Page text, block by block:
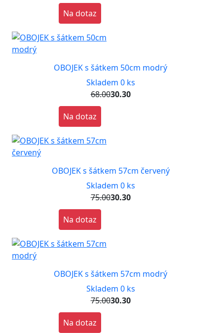
Na dotaz
OBOJEK s šátkem 50cm modrý
Skladem 0 ks
68.0030.30
Na dotaz
OBOJEK s šátkem 57cm červený
Skladem 0 ks
75.0030.30
Na dotaz
OBOJEK s šátkem 57cm modrý
Skladem 0 ks
75.0030.30
Na dotaz